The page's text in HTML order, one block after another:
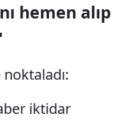
hemen alıp
iktidar